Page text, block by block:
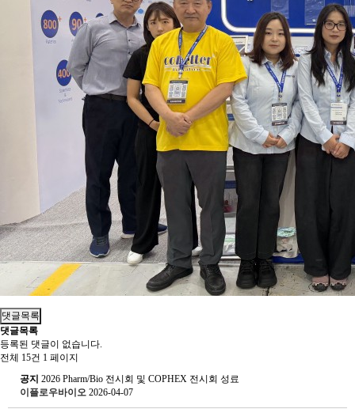
댓글목록
댓글목록
등록된 댓글이 없습니다.
전체 15건 1 페이지
공지 2026 Pharm/Bio 전시회 및 COPHEX 전시회 성료
이플로우바이오 2026-04-07